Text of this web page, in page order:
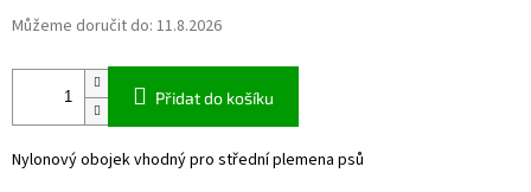
Můžeme doručit do: 11.8.2026
Přidat do košíku
Nylonový obojek vhodný pro střední plemena psů